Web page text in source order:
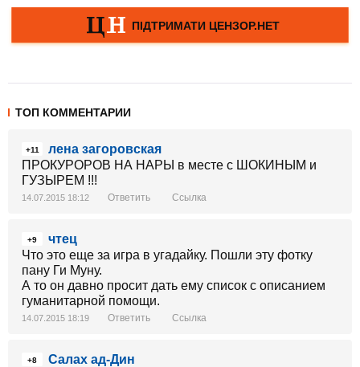
ТОП КОММЕНТАРИИ
+11
лена загоровская
ПРОКУРОРОВ НА НАРЫ в месте с ШОКИНЫМ и
ГУЗЫРЕМ !!!
14.07.2015 18:12 Ответить Ссылка
+9
чтец
Что это еще за игра в угадайку. Пошли эту фотку
пану Ги Муну.
А то он давно просит дать ему список с описанием
гуманитарной помощи.
14.07.2015 18:19 Ответить Ссылка
+8
Салах ад-Дин